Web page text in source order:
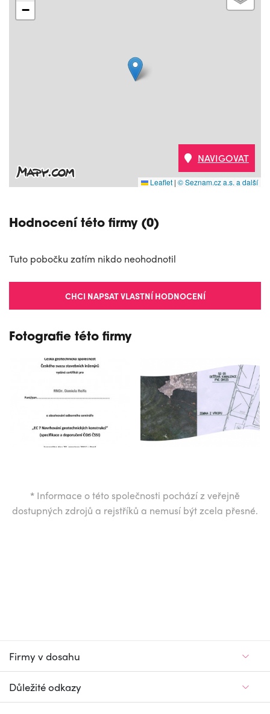
−
Leaflet | © Seznam.cz a.s. a další
NAVIGOVAT
Hodnocení této firmy (0)
Tuto pobočku zatím nikdo neohodnotil
CHCI NAPSAT VLASTNÍ HODNOCENÍ
Fotografie této firmy
* Informace o této společnosti pochází z veřejně
dostupných zdrojů a rejstříků a nemusí být zcela přesné.
Firmy v dosahu
Důležité odkazy